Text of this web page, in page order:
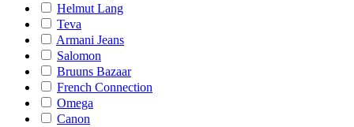
Helmut Lang
Teva
Armani Jeans
Salomon
Bruuns Bazaar
French Connection
Omega
Canon